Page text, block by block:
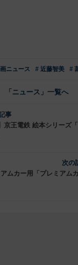
ニュース # 近藤智美 #
「ニュース」一覧へ
事
京王電鉄 絵本シリーズ
次の
ムカー用「プレミアム